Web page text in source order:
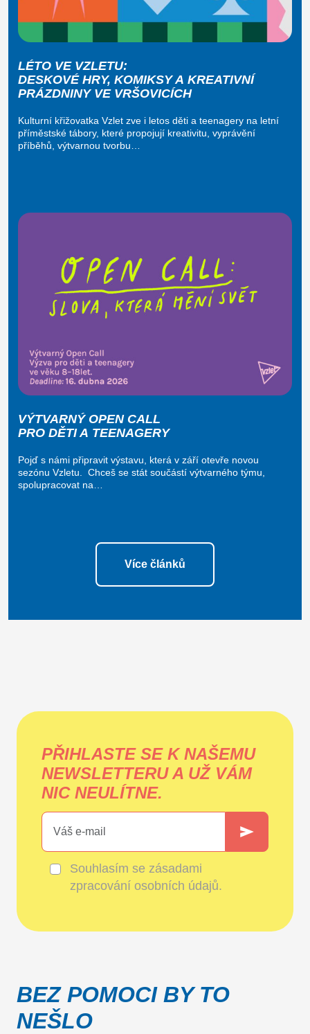
LÉTO VE VZLETU:
DESKOVÉ HRY, KOMIKSY A KREATIVNÍ
PRÁZDNINY VE VRŠOVICÍCH
Kulturní křižovatka Vzlet zve i letos děti a teenagery na letní
příměstské tábory, které propojují kreativitu, vyprávění
příběhů, výtvarnou tvorbu…
VÝTVARNÝ OPEN CALL
PRO DĚTI A TEENAGERY
Pojď s námi připravit výstavu, která v září otevře novou
sezónu Vzletu. Chceš se stát součástí výtvarného týmu,
spolupracovat na…
Více článků
PŘIHLASTE SE K NAŠEMU
NEWSLETTERU A UŽ VÁM
NIC NEULÍTNE.
Souhlasím se zásadami
zpracování osobních údajů.
BEZ POMOCI BY TO
NEŠLO